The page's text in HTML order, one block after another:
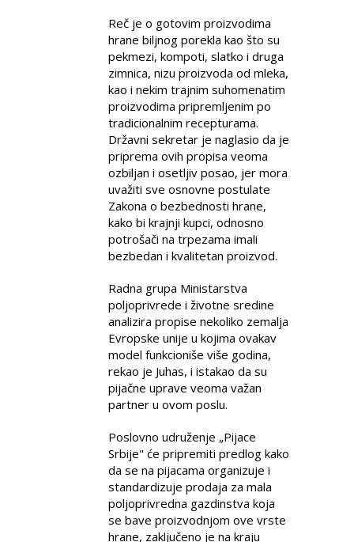
Reč je o gotovim proizvodima
hrane biljnog porekla kao što su
pekmezi, kompoti, slatko i druga
zimnica, nizu proizvoda od mleka,
kao i nekim trajnim suhomenatim
proizvodima pripremljenim po
tradicionalnim recepturama.
Državni sekretar je naglasio da je
priprema ovih propisa veoma
ozbiljan i osetljiv posao, jer mora
uvažiti sve osnovne postulate
Zakona o bezbednosti hrane,
kako bi krajnji kupci, odnosno
potrošači na trpezama imali
bezbedan i kvalitetan proizvod.
Radna grupa Ministarstva
poljoprivrede i životne sredine
analizira propise nekoliko zemalja
Evropske unije u kojima ovakav
model funkcioniše više godina,
rekao je Juhas, i istakao da su
pijačne uprave veoma važan
partner u ovom poslu.
Poslovno udruženje „Pijace
Srbije" će pripremiti predlog kako
da se na pijacama organizuje i
standardizuje prodaja za mala
poljoprivredna gazdinstva koja
se bave proizvodnjom ove vrste
hrane, zaključeno je na kraju